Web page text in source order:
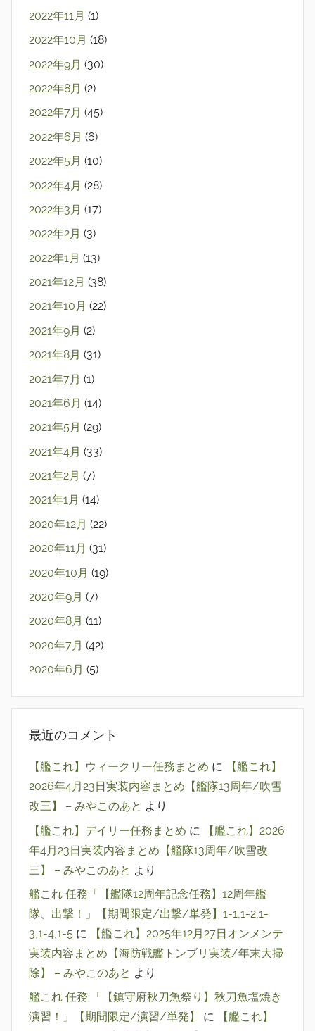
2022年11月 (1)
2022年10月 (18)
2022年9月 (30)
2022年8月 (2)
2022年7月 (45)
2022年6月 (6)
2022年5月 (10)
2022年4月 (28)
2022年3月 (17)
2022年2月 (3)
2022年1月 (13)
2021年12月 (38)
2021年10月 (22)
2021年9月 (2)
2021年8月 (31)
2021年7月 (1)
2021年6月 (14)
2021年5月 (29)
2021年4月 (33)
2021年2月 (7)
2021年1月 (14)
2020年12月 (22)
2020年11月 (31)
2020年10月 (19)
2020年9月 (7)
2020年8月 (11)
2020年7月 (42)
2020年6月 (5)
最近のコメント
【艦これ】ウィークリー任務まとめ に
【艦これ】
2026年4月23日実装内容まとめ【艦隊13周年/吹雪
改三】 – みやこのあと より
【艦これ】デイリー任務まとめ に
【艦これ】2026
年4月23日実装内容まとめ【艦隊13周年/吹雪改
三】 – みやこのあと より
艦これ 任務「【艦隊12周年記念任務】12周年艦
隊、出撃！」【期間限定/出撃/単発】1-1,1-2,1-
3,1-4,1-5 に
【艦これ】2025年12月27日オンメンテ
実装内容まとめ【海防戦艦トンブリ実装/年末大掃
除】 – みやこのあと より
艦これ 任務 「【鎮守府秋刀魚祭り】秋刀魚塩焼き
演習！」【期間限定/演習/単発】
に
【艦これ】